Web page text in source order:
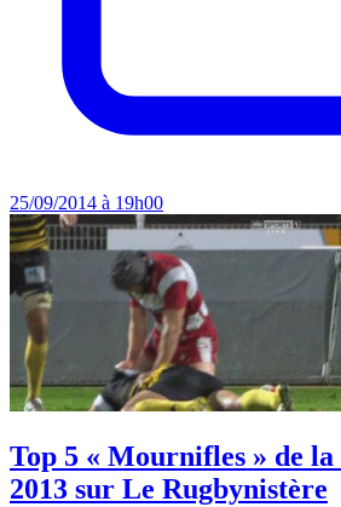
25/09/2014 à 19h00
Top 5 « Mournifles » de la
2013 sur Le Rugbynistère